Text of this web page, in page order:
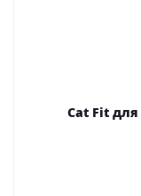
Cat Fit